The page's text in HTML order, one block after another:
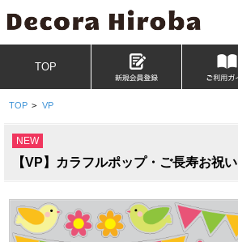
TOP
TOP > VP
NEW
【VP】カラフルポップ・ご長寿お祝い